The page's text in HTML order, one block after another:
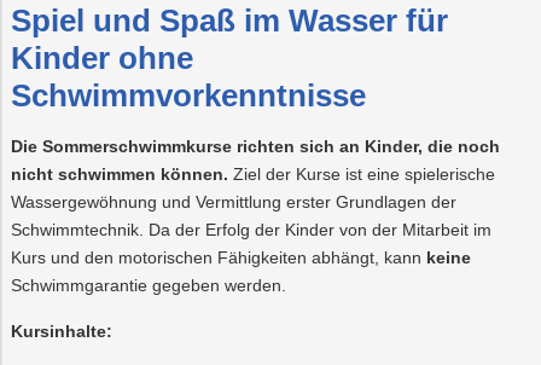
Hausbau
Services
Spiel und Spaß im Wasser für
Kinder ohne
Schwimmvorkenntnisse
Die Sommerschwimmkurse richten sich an Kinder, die noch
nicht schwimmen können. Ziel der Kurse ist eine spielerische
Wassergewöhnung und Vermittlung erster Grundlagen der
Schwimmtechnik. Da der Erfolg der Kinder von der Mitarbeit im
Kurs und den motorischen Fähigkeiten abhängt, kann keine
Schwimmgarantie gegeben werden.
Kursinhalte: